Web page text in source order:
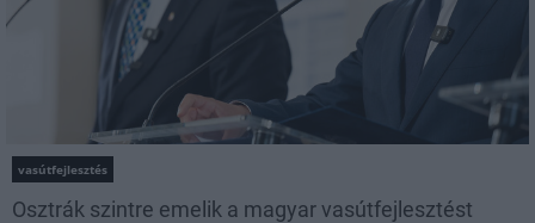
vasútfejlesztés
Osztrák szintre emelik a magyar vasútfejlesztést